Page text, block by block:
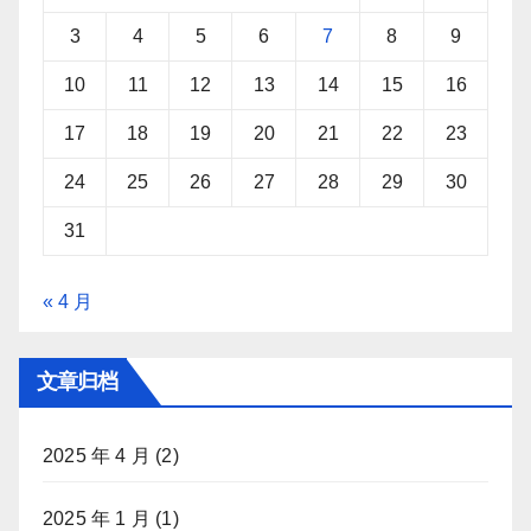
3 4 5 6 7 8 9
10 11 12 13 14 15 16
17 18 19 20 21 22 23
24 25 26 27 28 29 30
31
« 4 月
文章归档
2025 年 4 月 (2)
2025 年 1 月 (1)